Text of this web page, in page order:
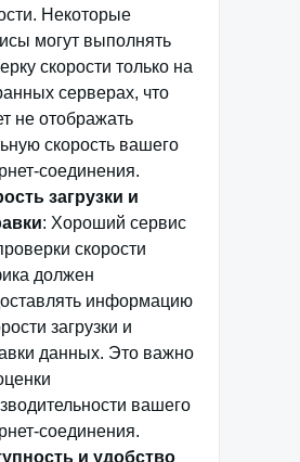
Некоторые
могут выполнять
скорости только на
серверах, что
не отображать
скорость вашего
соединения.
загрузки и
: Хороший сервис
скорости
должен
информацию
загрузки и
данных. Это важно
вашего
соединения.
и удобство